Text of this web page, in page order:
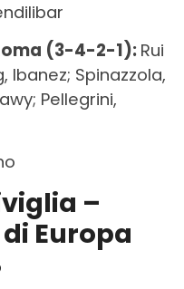
(3-4-2-1): Rui
Ibanez; Spinazzola,
Pellegrini,
–
Europa